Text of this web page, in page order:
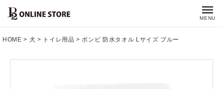
MENU
HOME 犬 トイレ用品 ボンビ 防水タオル Lサイズ ブルー